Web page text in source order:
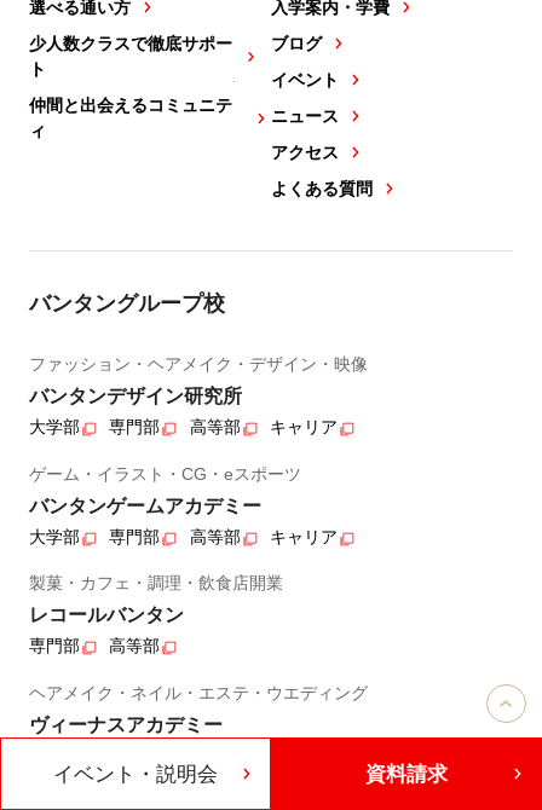
選べる通い方
少人数クラスで徹底サポー
ト
仲間と出会えるコミュニテ
ィ
入学案内・学費
ブログ
イベント
ニュース
アクセス
よくある質問
バンタングループ校
ファッション・ヘアメイク・デザイン・映像
バンタンデザイン研究所
大学部 専門部 高等部 キャリア
ゲーム・イラスト・CG・eスポーツ
バンタンゲームアカデミー
大学部 専門部 高等部 キャリア
製菓・カフェ・調理・飲食店開業
レコールバンタン
専門部 高等部
ヘアメイク・ネイル・エステ・ウエディング
ヴィーナスアカデミー
イベント・説明会 資料請求